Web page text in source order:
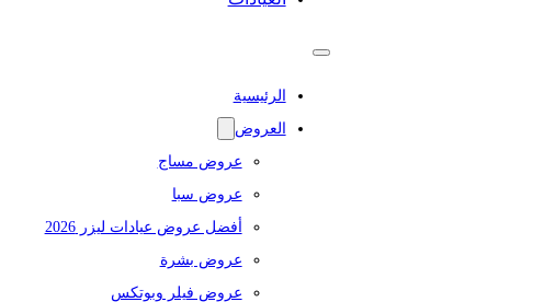
الرئيسية
العروض
عروض مساج
عروض سبا
أفضل عروض عيادات ليزر 2026
عروض بشرة
عروض فيلر وبوتكس